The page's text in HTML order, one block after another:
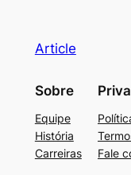
Article
Sobre
Equipe
História
Carreiras
Fale